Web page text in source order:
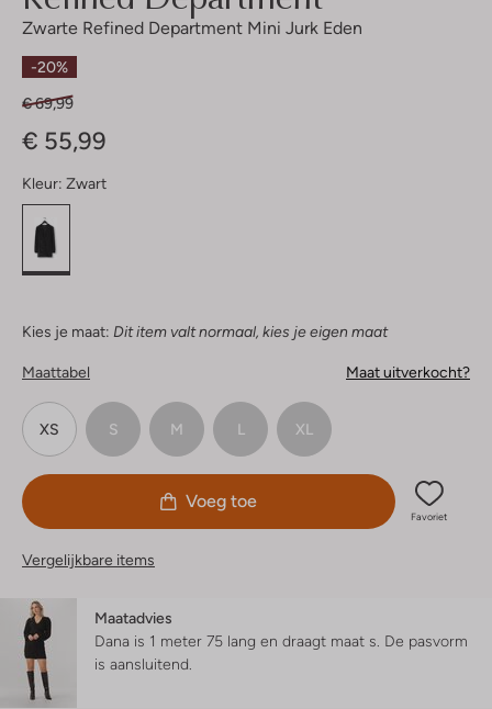
Zwarte Refined Department Mini Jurk Eden
-20%
€ 69,99
€ 55,99
Kleur: Zwart
Kies je maat: Dit item valt normaal, kies je eigen maat
Maattabel Maat uitverkocht?
XS S M L XL
Voeg toe
Favoriet
Vergelijkbare items
Maatadvies
Dana is 1 meter 75 lang en draagt maat s. De pasvorm
is aansluitend